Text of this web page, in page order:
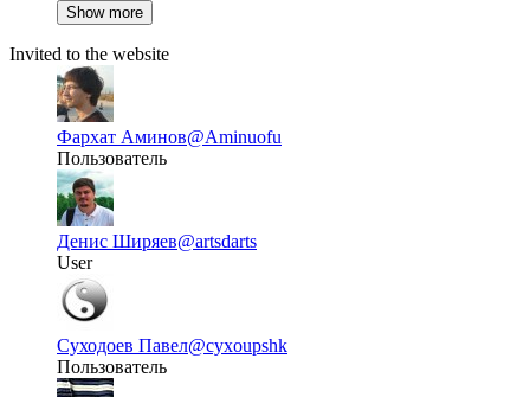
Show more
Invited to the website
Фархат Аминов@Aminuofu
Пользователь
Денис Ширяев@artsdarts
User
Суходоев Павел@cyxoupshk
Пользователь